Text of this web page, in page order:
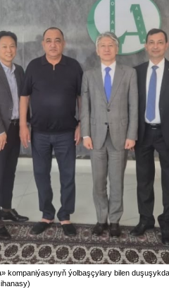
kompaniýasynyň ýolbaşçylary bilen